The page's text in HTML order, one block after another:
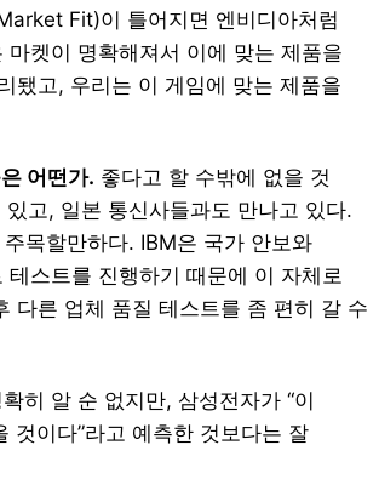
Fit)이 틀어지면 엔비디아처럼
켓이 명확해져서 이에 맞는 제품을
됐고, 우리는 이 게임에 맞는 제품을
어떤가. 좋다고 할 수밖에 없을 것
고, 일본 통신사들과도 만나고 있다.
목할만하다. IBM은 국가 안보와
스트를 진행하기 때문에 이 자체로
다른 업체 품질 테스트를 좀 편히 갈 수
히 알 순 없지만, 삼성전자가 “이
것이다”라고 예측한 것보다는 잘